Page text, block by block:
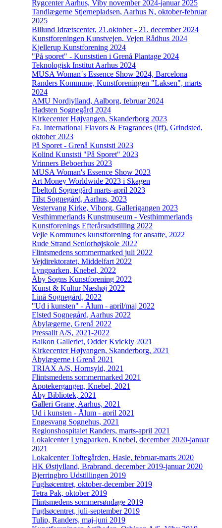
Rygcenter Aarhus, Viby november 2024-januar 2025
Tandlægerne Stjernepladsen, Aarhus N, oktober-februar
2025
Billund Idrætscenter, 21.oktober - 21. december 2024
Kunstforeningen Kunstvejen, Vejen Rådhus 2024
Kjellerup Kunstforening 2024
"På sporet" - Kunststien i Grenå Plantage 2024
Teknologisk Institut Aarhus 2024
MUSA Woman´s Essence Show 2024, Barcelona
Randers Kommune, Kunstforeningen "Laksen", marts
2024
AMU Nordjylland, Aalborg, februar 2024
Hadsten Sognegård 2024
Kirkecenter Højvangen, Skanderborg 2023
Fa. International Flavors & Fragrances (iff), Grindsted,
oktober 2023
På Sporet - Grenå Kunststi 2023
Kolind Kunststi "På Sporet" 2023
Vrinners Beboerhus 2023
MUSA Woman's Essence Show 2023
Art Money Worldwide 2023 i Skagen
Ebeltoft Sognegård marts-april 2023
Tilst Sognegård, Aarhus, 2023
Vestervang Kirke, Viborg, Gallerigangen 2023
Vesthimmerlands Kunstmuseum - Vesthimmerlands
Kunstforenings Efterårsudstilling 2022
Vejle Kommunes kunstforening for ansatte, 2022
Rude Strand Seniorhøjskole 2022
Flintsmedens sommermarked juli 2022
Vejdirektoratet, Middelfart 2022
Lyngparken, Knebel, 2022
Åby Sogns Kunstforening 2022
Kunst & Kultur Næshøj 2022
Linå Sognegård, 2022
"Ud i kunsten" - Ålum - april/maj 2022
Elsted Sognegård, Aarhus 2022
Åbylægerne, Grenå 2022
Pressalit A/S, 2021-2022
Balkon Galleriet, Odder Kvickly 2021
Kirkecenter Højvangen, Skanderborg, 2021
Åbylægerne i Grenå 2021
TRIAX A/S, Hornsyld, 2021
Flintsmedens sommermarked 2021
Apotekergangen, Knebel, 2021
Åby Bibliotek, 2021
Galleri Grane, Aarhus, 2021
Ud i kunsten - Ålum - april 2021
Engesvang Sognehus, 2021
Regionshospitalet Randers, marts-april 2021
Lokalcenter Lyngparken, Knebel, december 2020-januar
2021
Lokalcenter Toftegården, Hasle, februar-marts 2020
HK Østjylland, Brabrand, december 2019-januar 2020
Bjerringbro Udstillingen 2019
Fuglsøcentret, oktober-december 2019
Tetra Pak, oktober 2019
Flintsmedens sommersøndage 2019
Fuglsøcentret, juli-september 2019
Tulip, Randers, maj-juni 2019